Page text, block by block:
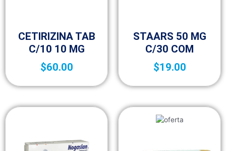
CETIRIZINA TAB
C/10 10 MG
$60.00
STAARS 50 MG
C/30 COM
$19.00